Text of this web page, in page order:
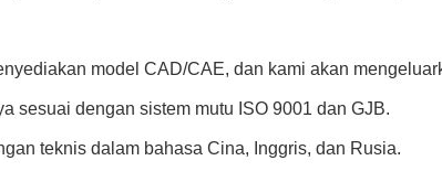
model CAD/CAE, dan kami akan
sesuai dengan sistem mutu ISO 9001 dan GJB.
teknis dalam bahasa Cina, Inggris, dan Rusia.